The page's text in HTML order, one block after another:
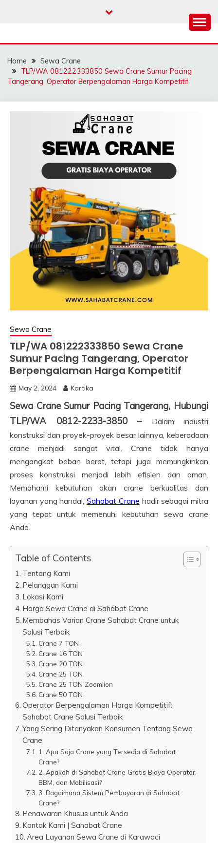
SAHABAT CRANE |
JASA SEWA CRANE |
FORKLIFT | SKYLIFT
Home
Sewa Crane
TLP/WA 081222333850 Sewa Crane Sumur Pacing
Tangerang, Operator Berpengalaman Harga Kompetitif
Sewa Crane
TLP/WA 081222333850 Sewa Crane
Sumur Pacing Tangerang, Operator
Berpengalaman Harga Kompetitif
May 2, 2024 Kartika
Sewa Crane Sumur Pacing Tangerang, Hubungi
TLP/WA 0812-2233-3850 –
Dalam industri
konstruksi dan proyek-proyek besar lainnya, keberadaan
crane menjadi sangat vital. Crane tidak hanya
mengangkat beban berat, tetapi juga memungkinkan
proses konstruksi menjadi lebih efisien dan aman.
Memahami kebutuhan akan crane berkualitas dan
layanan yang handal,Sahabat Crane hadir sebagai mitra
yang tepat untuk memenuhi kebutuhan sewa crane
Anda.
Table of Contents
Tentang Kami
Pelanggan Kami
Lokasi Kami
Harga Sewa Crane di Sahabat Crane
Membahas Varian Crane Sahabat Crane untuk
Solusi Terbaik
Crane 7 TON
Crane 16 TON
Crane 20 TON
Crane 25 TON
Crane 25 TON Zoomlion
Crane 50 TON
Operator Berpengalaman Harga Kompetitif:
Sahabat Crane Solusi Terbaik
Yang Sering Ditanyakan Konsumen Tentang Sewa
Crane
1. Apa Saja Crane yang Tersedia di Sahabat
Crane?
2. Apakah di Sahabat Crane Gratis Biaya Operator,
BBM, dan Mobilisasi?
3. Bagaimana Sistem Pembayaran di Sahabat
Crane?
Penawaran Khusus untuk Anda
Kontak Kami | Sahabat Crane
Area Layanan Sewa Crane di Karawaci